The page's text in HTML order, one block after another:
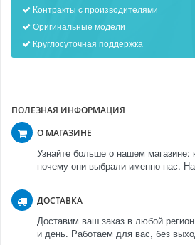
Контракты с производителями
Оригинальные модели
Круглосуточная поддержка
ПОЛЕЗНАЯ ИНФОРМАЦИЯ
О МАГАЗИНЕ
Узнайте больше о нашем
почему они выбрали именно нас.
ДОСТАВКА
Доставим ваш заказ в любой
и день. Работаем для вас, без